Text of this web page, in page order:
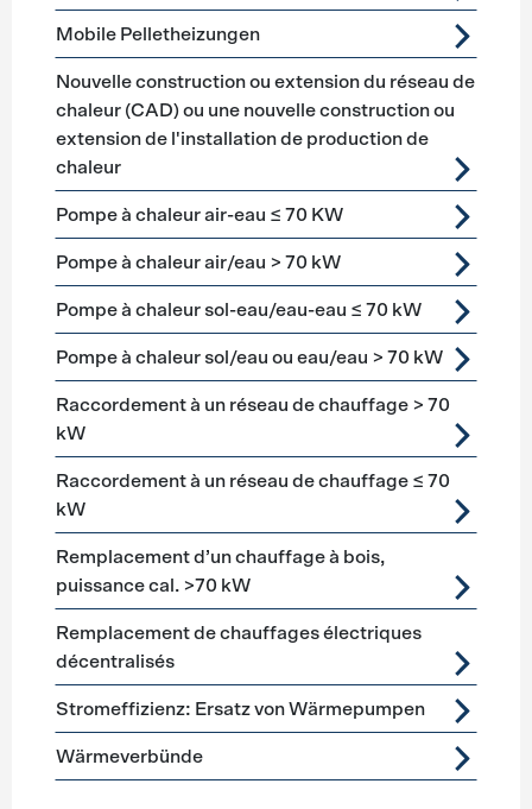
Mobile Pelletheizungen
Nouvelle construction ou extension du réseau de
chaleur (CAD) ou une nouvelle construction ou
extension de l'installation de production de
chaleur
Pompe à chaleur air-eau ≤ 70 KW
Pompe à chaleur air/eau > 70 kW
Pompe à chaleur sol-eau/eau-eau ≤ 70 kW
Pompe à chaleur sol/eau ou eau/eau > 70 kW
Raccordement à un réseau de chauffage > 70
kW
Raccordement à un réseau de chauffage ≤ 70
kW
Remplacement d’un chauffage à bois,
puissance cal. >70 kW
Remplacement de chauffages électriques
décentralisés
Stromeffizienz: Ersatz von Wärmepumpen
Wärmeverbünde